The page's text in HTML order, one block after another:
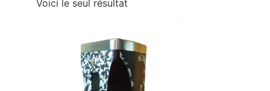
Voici le seul résultat